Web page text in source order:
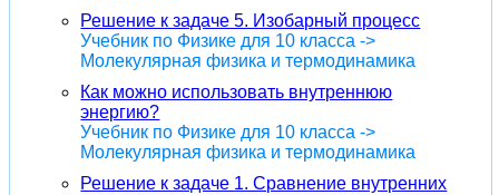
Решение к задаче 5. Изобарный процесс
Учебник по Физике для 10 класса ->
Молекулярная физика и термодинамика
Как можно использовать внутреннюю
энергию?
Учебник по Физике для 10 класса ->
Молекулярная физика и термодинамика
Решение к задаче 1. Сравнение внутренних